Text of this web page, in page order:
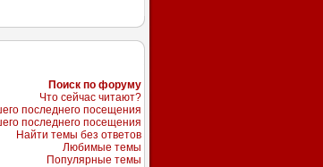
Поиск по форуму
Что сейчас читают?
последнего посещения
последнего посещения
Найти темы без ответов
Любимые темы
Популярные темы